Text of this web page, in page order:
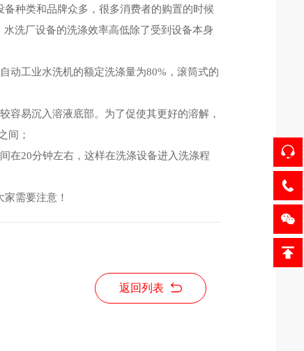
种类和品牌众多，很多消费者的购置的时候
洗厂设备的洗涤效率高低除了受到设备本身
工业水洗机的额定洗涤量为80%，滚筒式的
易沉入溶液底部。为了促使其更好的溶解，
间；
20分钟左右，这样在洗涤设备进入洗涤程
需要注意！
返回列表